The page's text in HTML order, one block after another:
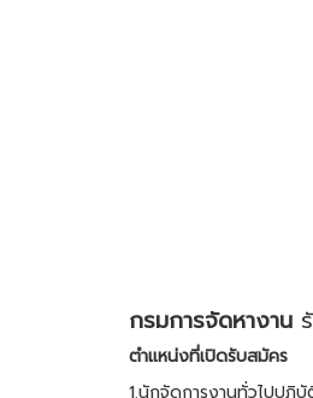
กรมการจัดหางาน
ตำแหน่งที่เปิดรับสมัคร
1.นักจัดการงานทั่วไปปฏิ